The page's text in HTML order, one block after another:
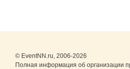
© EventNN.ru, 2006-2026
Полная информация об организации